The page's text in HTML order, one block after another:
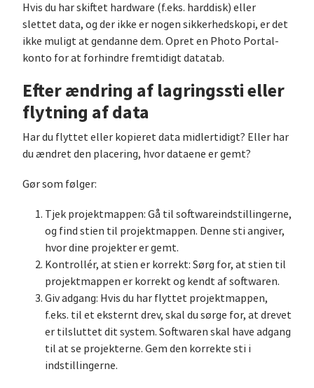
Hvis du har skiftet hardware (f.eks. harddisk) eller
slettet data, og der ikke er nogen sikkerhedskopi, er det
ikke muligt at gendanne dem. Opret en Photo Portal-
konto for at forhindre fremtidigt datatab.
Efter ændring af lagringssti eller
flytning af data
Har du flyttet eller kopieret data midlertidigt? Eller har
du ændret den placering, hvor dataene er gemt?
Gør som følger:
Tjek projektmappen: Gå til softwareindstillingerne,
og find stien til projektmappen. Denne sti angiver,
hvor dine projekter er gemt.
Kontrollér, at stien er korrekt: Sørg for, at stien til
projektmappen er korrekt og kendt af softwaren.
Giv adgang: Hvis du har flyttet projektmappen,
f.eks. til et eksternt drev, skal du sørge for, at drevet
er tilsluttet dit system. Softwaren skal have adgang
til at se projekterne. Gem den korrekte sti i
indstillingerne.